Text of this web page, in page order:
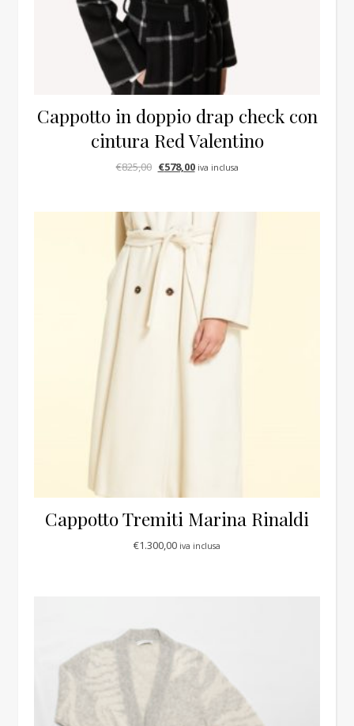
Cappotto in doppio drap check con
cintura Red Valentino
€825,00 Il prezzo originale era: €825,00.
€578,00Il prezzo attuale è: €578,00.
iva inclusa
Cappotto Tremiti Marina Rinaldi
€1.300,00 iva inclusa